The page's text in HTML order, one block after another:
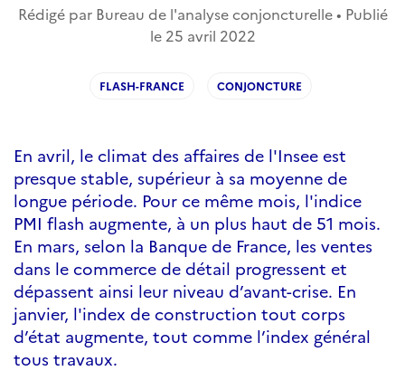
Rédigé par Bureau de l'analyse conjoncturelle • Publié
le 25 avril 2022
FLASH-FRANCE CONJONCTURE
En avril, le climat des affaires de l'Insee est
presque stable, supérieur à sa moyenne de
longue période. Pour ce même mois, l'indice
PMI flash augmente, à un plus haut de 51 mois.
En mars, selon la Banque de France, les ventes
dans le commerce de détail progressent et
dépassent ainsi leur niveau d’avant-crise. En
janvier, l'index de construction tout corps
d’état augmente, tout comme l’index général
tous travaux.